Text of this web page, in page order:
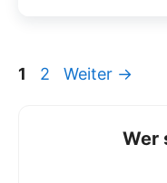
Seite
1 Seite
2 Weiter →
Wer